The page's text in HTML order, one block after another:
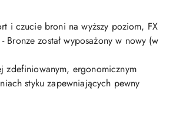
i czucie broni na wyższy poziom, FX
Bronze został wyposażony w nowy (w
zdefiniowanym, ergonomicznym
styku zapewniających pewny